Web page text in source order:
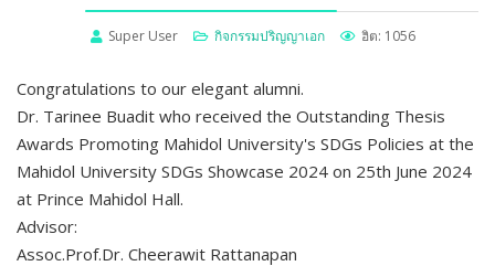
Super User กิจกรรมปริญญาเอก ฮิต: 1056
Congratulations to our elegant alumni.
Dr. Tarinee Buadit who received the Outstanding Thesis
Awards Promoting Mahidol University's SDGs Policies at the
Mahidol University SDGs Showcase 2024 on 25th June 2024
at Prince Mahidol Hall.
Advisor:
Assoc.Prof.Dr. Cheerawit Rattanapan